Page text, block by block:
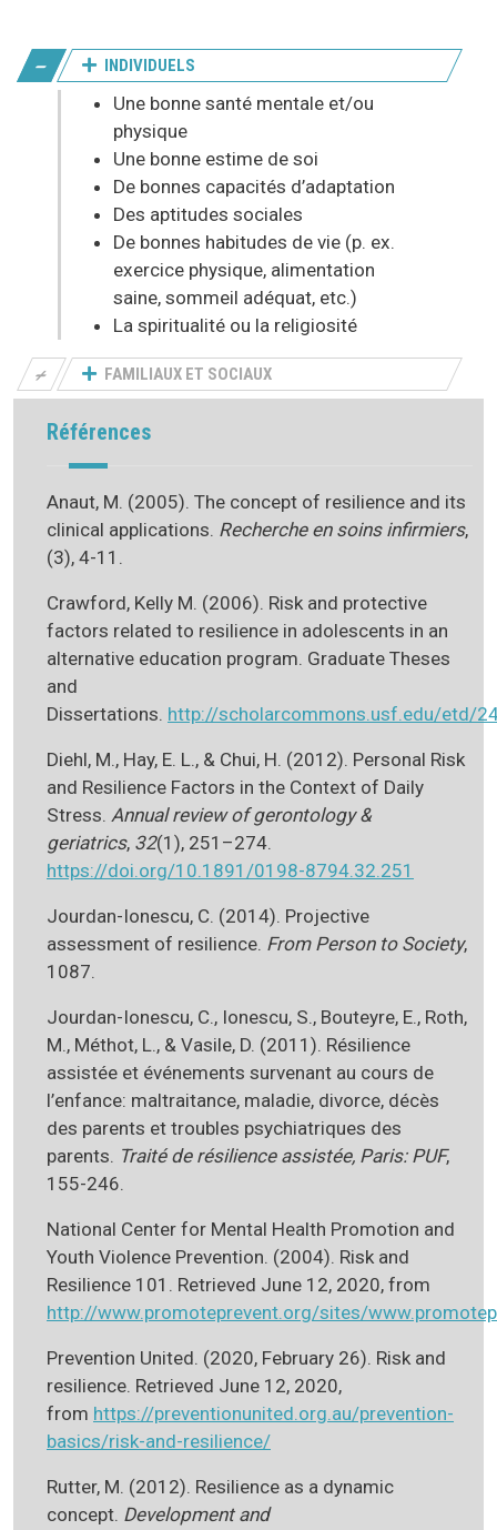
INDIVIDUELS
Une bonne santé mentale et/ou
physique
Une bonne estime de soi
De bonnes capacités d’adaptation
Des aptitudes sociales
De bonnes habitudes de vie (p. ex.
exercice physique, alimentation
saine, sommeil adéquat, etc.)
La spiritualité ou la religiosité
FAMILIAUX ET SOCIAUX
Références
Anaut, M. (2005). The concept of resilience and its
clinical applications. Recherche en soins infirmiers,
(3), 4-11.
Crawford, Kelly M. (2006). Risk and protective
factors related to resilience in adolescents in an
alternative education program. Graduate Theses
and
Dissertations. http://scholarcommons.usf.edu/etd/
Diehl, M., Hay, E. L., & Chui, H. (2012). Personal Risk
and Resilience Factors in the Context of Daily
Stress. Annual review of gerontology &
geriatrics, 32(1), 251–274.
https://doi.org/10.1891/0198-8794.32.251
Jourdan-Ionescu, C. (2014). Projective
assessment of resilience. From Person to Society,
1087.
Jourdan-Ionescu, C., Ionescu, S., Bouteyre, E., Roth,
M., Méthot, L., & Vasile, D. (2011). Résilience
assistée et événements survenant au cours de
l’enfance: maltraitance, maladie, divorce, décès
des parents et troubles psychiatriques des
parents. Traité de résilience assistée, Paris: PUF,
155-246.
National Center for Mental Health Promotion and
Youth Violence Prevention. (2004). Risk and
Resilience 101. Retrieved June 12, 2020, from
http://www.promoteprevent.org/sites/
Prevention United. (2020, February 26). Risk and
resilience. Retrieved June 12, 2020,
from https://preventionunited.org.au/prevention-
basics/risk-and-resilience/
Rutter, M. (2012). Resilience as a dynamic
concept. Development and